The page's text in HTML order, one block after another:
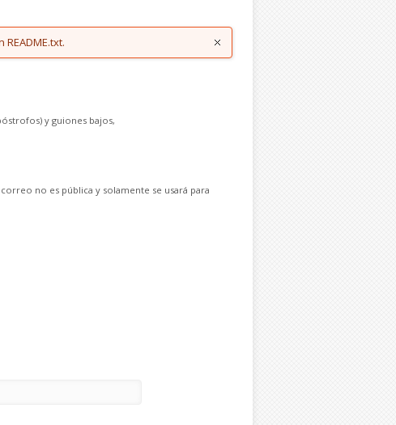
y guiones bajos,
no es pública y solamente se usará para